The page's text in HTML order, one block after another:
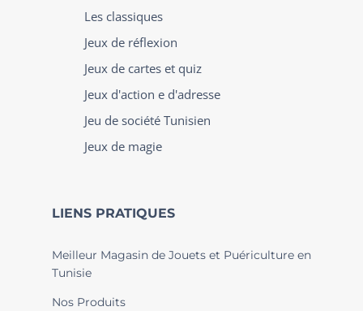
Les classiques
Jeux de réflexion
Jeux de cartes et quiz
Jeux d'action e d'adresse
Jeu de société Tunisien
Jeux de magie
LIENS PRATIQUES
Meilleur Magasin de Jouets et Puériculture en
Tunisie
Nos Produits